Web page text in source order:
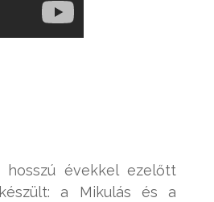
évekkel ezelőtt
a Mikulás és a